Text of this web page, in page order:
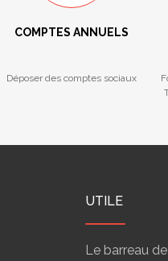
COMPTES ANNUELS
Déposer des comptes sociaux
UTILE
Le barreau